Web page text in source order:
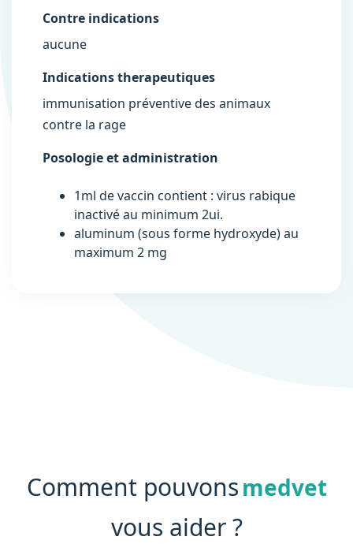
Contre indications
aucune
Indications therapeutiques
immunisation préventive des animaux
contre la rage
Posologie et administration
1ml de vaccin contient : virus rabique
inactivé au minimum 2ui.
aluminum (sous forme hydroxyde) au
maximum 2 mg
Comment pouvonsmedvet
vous aider ?